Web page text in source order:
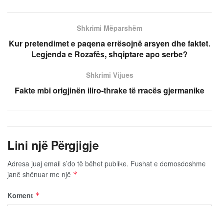
Shkrimi Mëparshëm
Kur pretendimet e paqena errësojnë arsyen dhe faktet.
Legjenda e Rozafës, shqiptare apo serbe?
Shkrimi Vijues
Fakte mbi origjinën iliro-thrake të rracës gjermanike
Lini një Përgjigje
Adresa juaj email s’do të bëhet publike. Fushat e domosdoshme
janë shënuar me një *
Koment *